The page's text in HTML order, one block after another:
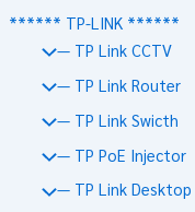
****** TP-LINK ******
— TP Link CCTV
— TP Link Router
— TP Link Swicth
— TP PoE Injector
— TP Link Desktop